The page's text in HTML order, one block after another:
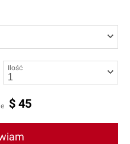
Ilość
$ 45